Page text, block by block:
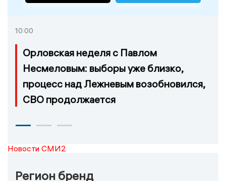
10:00
Орловская неделя с Павлом
Несмеловым: выборы уже близко,
процесс над Лежневым возобновился,
СВО продолжается
Новости СМИ2
Регион бренд